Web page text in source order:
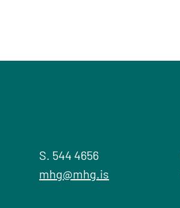
S. 544 4656
mhg@mhg.is